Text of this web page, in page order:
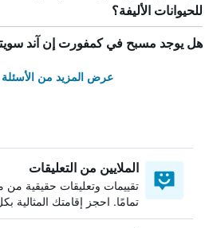
للحيوانات الأليفة؟
هل يوجد مسبح في كمفورت إن آند
عرض المزيد من الأسئلة
الملايين من التعليقات
تقييمات وتعليقات حقيقية من
تمامًا. احجز إقامتك المثالية